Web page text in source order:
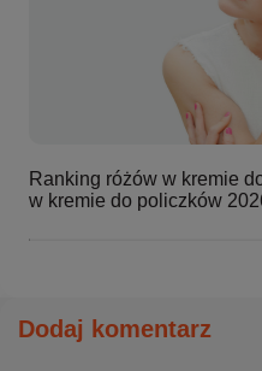
Ranking różów w kremie
w kremie do policzków
Dodaj komentarz